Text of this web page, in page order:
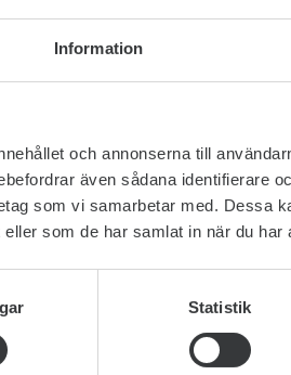
Information
och annonserna till
även sådana identifierare
som vi samarbetar med. Dessa
som de har samlat in när du har
Statistik